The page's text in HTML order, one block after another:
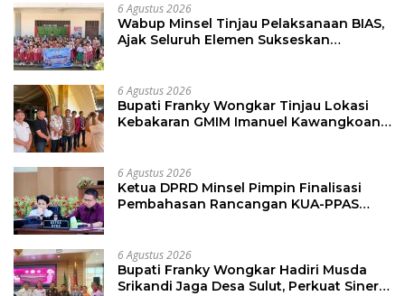
6 Agustus 2026
Wabup Minsel Tinjau Pelaksanaan BIAS,
Ajak Seluruh Elemen Sukseskan
6 Agustus 2026
Bupati Franky Wongkar Tinjau Lokasi
Kebakaran GMIM Imanuel Kawangkoan
6 Agustus 2026
Ketua DPRD Minsel Pimpin Finalisasi
Pembahasan Rancangan KUA-PPAS
6 Agustus 2026
Bupati Franky Wongkar Hadiri Musda
Srikandi Jaga Desa Sulut, Perkuat Sinergi